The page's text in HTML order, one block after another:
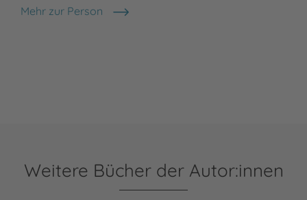
Mehr zur Person
Daniela Kulot
Weitere Bücher der Autor:innen